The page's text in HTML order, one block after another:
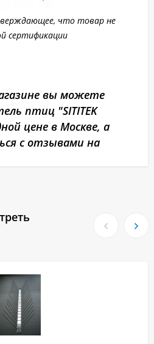
что товар не
сертификации
вы можете
птиц "SITITEK
цене в Москве, а
с отзывами на